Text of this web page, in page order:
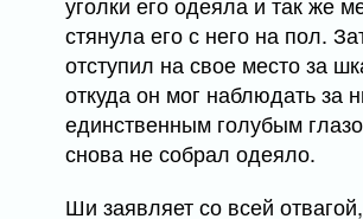
стянула его с него на пол.
отступил на свое место за
откуда он мог наблюдать за
единственным голубым
снова не собрал одеяло.
Ши заявляет со всей